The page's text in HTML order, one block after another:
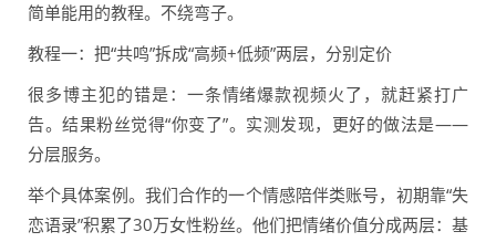
简单能用的教程。不绕弯子。
教程一：把“共鸣”拆成“高频+低频”两层，分别定价
很多博主犯的错是：一条情绪爆款视频火了，就赶紧打广
告。结果粉丝觉得“你变了”。实测发现，更好的做法是——
分层服务。
举个具体案例。我们合作的一个情感陪伴类账号，初期靠“失
恋语录”积累了30万女性粉丝。他们把情绪价值分成两层：基